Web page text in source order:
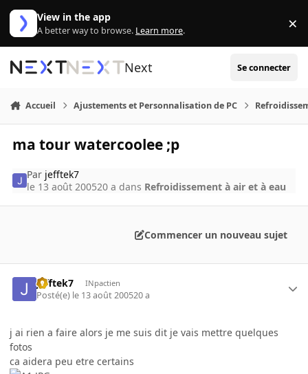
Aller au contenu
View in the app
A better way to browse. Learn more. ×
Next Se connecter
Accueil Ajustements et Personnalisation de PC
ma tour watercoolee ;p
Par jefftek7
le 13 août 200520 a dans Refroidissement à air et à eau
Commencer un nouveau sujet
jefftek7 INpactien
Posté(e) le 13 août 200520 a
j ai rien a faire alors je me suis dit je vais mettre quelques
fotos
ca aidera peu etre certains